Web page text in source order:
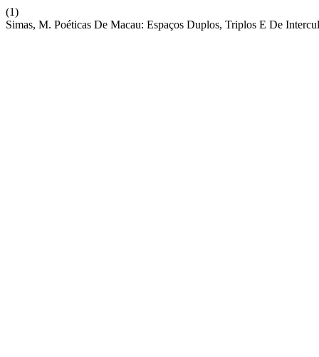
(1)
Simas, M. Poéticas De Macau: Espaços Duplos, Triplos E De